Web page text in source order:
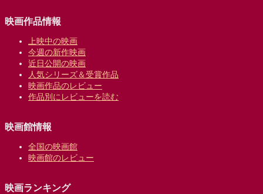
映画作品情報
上映中の映画
今週の新作映画
近日公開の映画
人気シリーズ＆受賞作品
映画作品のレビュー
作品別にレビューを読む
映画館情報
全国の映画館
映画館のレビュー
映画ランキング